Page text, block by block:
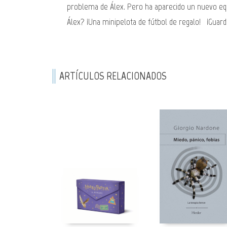
problema de Álex. Pero ha aparecido un nuevo
Álex? ¡Una minipelota de fútbol de regalo!
ARTÍCULOS RELACIONADOS